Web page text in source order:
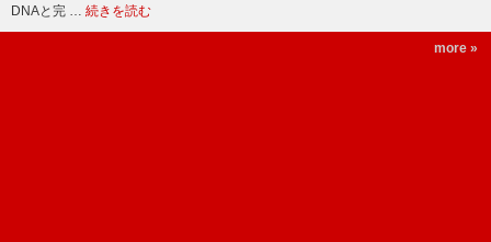
DNAと完 … 続きを読む
more »